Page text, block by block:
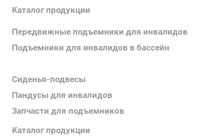
Каталог продукции
Передвижные подъемники для инвалидов
Подъемники для инвалидов в бассейн
Сиденья-подвесы
Пандусы для инвалидов
Запчасти для подъемников
Каталог продукции